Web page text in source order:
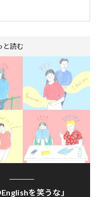
と読む
を笑うな」